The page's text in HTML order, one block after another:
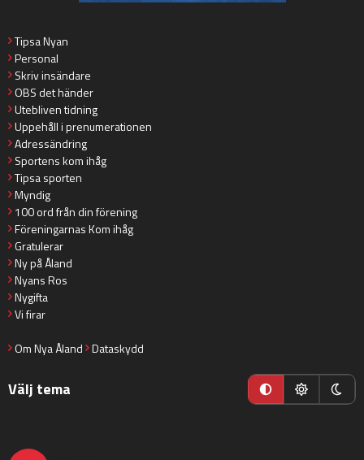
Tipsa Nyan
Personal
Skriv insändare
OBS det händer
Utebliven tidning
Uppehåll i prenumerationen
Adressändring
Sportens kom ihåg
Tipsa sporten
Myndig
100 ord från din förening
Föreningarnas Kom ihåg
Gratulerar
Ny på Åland
Nyans Ros
Nygifta
Vi firar
Om Nya Åland Dataskydd
Välj tema